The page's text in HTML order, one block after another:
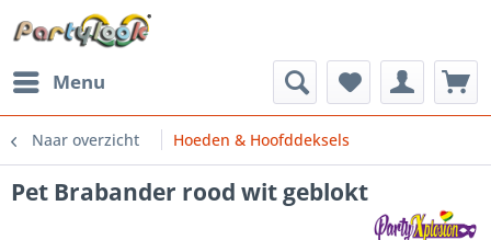
Menu
Naar overzicht Hoeden & Hoofddeksels
Pet Brabander rood wit geblokt